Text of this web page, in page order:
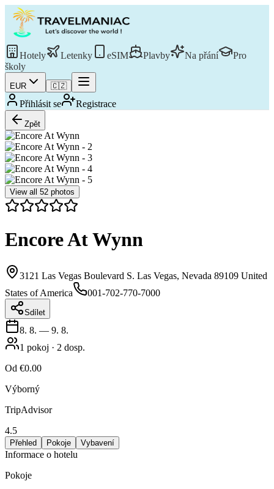
Hotely Letenky eSIM Plavby Na přání
Pro
školy
EUR 🇨🇿
Přihlásit se Registrace
Zpět
View all 52 photos
Encore At Wynn
3121 Las Vegas Boulevard S. Las Vegas, Nevada 89109 United
States of America
001-702-770-7000
Sdílet
8. 8. — 9. 8.
1 pokoj · 2 dosp.
Od €0.00
Výborný
TripAdvisor
4.5
Přehled Pokoje Vybavení
Informace o hotelu
Pokoje